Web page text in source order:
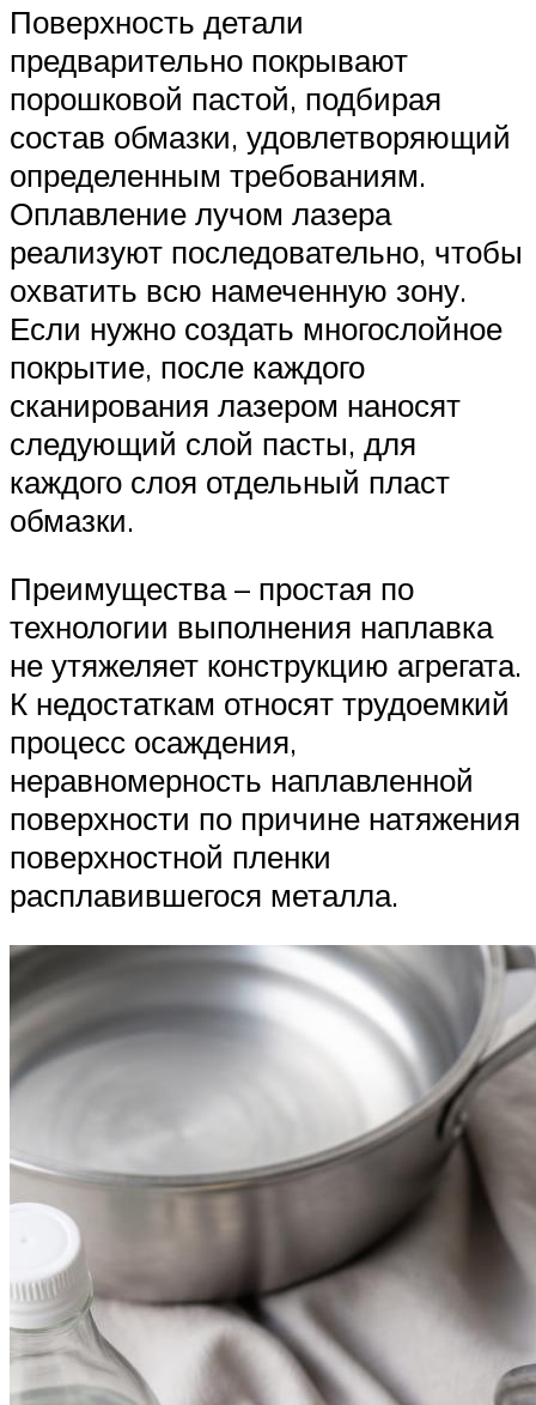
Поверхность детали
предварительно покрывают
порошковой пастой, подбирая
состав обмазки, удовлетворяющий
определенным требованиям.
Оплавление лучом лазера
реализуют последовательно, чтобы
охватить всю намеченную зону.
Если нужно создать многослойное
покрытие, после каждого
сканирования лазером наносят
следующий слой пасты, для
каждого слоя отдельный пласт
обмазки.
Преимущества – простая по
технологии выполнения наплавка
не утяжеляет конструкцию агрегата.
К недостаткам относят трудоемкий
процесс осаждения,
неравномерность наплавленной
поверхности по причине натяжения
поверхностной пленки
расплавившегося металла.